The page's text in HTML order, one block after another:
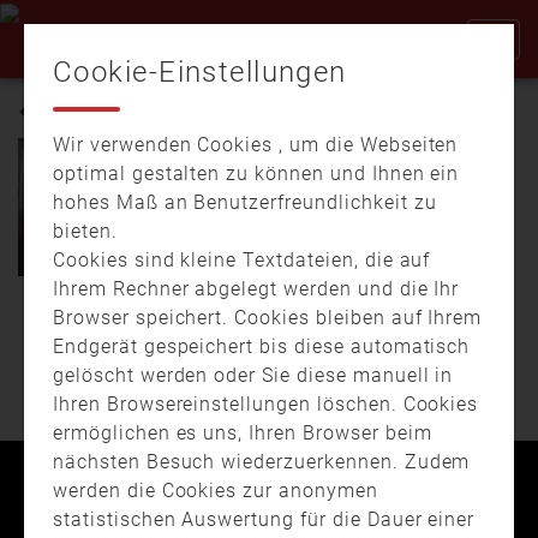
KOHLENMONOXYD
31.05.17:23
04:10
Brandverlauf eines
Wohnungsbrandes
Der LFV Bayern gibt
Hinweise wie ein
Wohnungsbrand verläuft
und erklärt, was …
WEITERE BEITRÄGE
Kontakt Impressum Datenschutz
Cookie-Einstellungen
Wir verwenden Cookies , um die Webseiten
optimal gestalten zu können und Ihnen ein
hohes Maß an Benutzerfreundlichkeit zu
bieten.
Cookies sind kleine Textdateien, die auf
Ihrem Rechner abgelegt werden und die Ihr
Browser speichert. Cookies bleiben auf Ihrem
Endgerät gespeichert bis diese automatisch
gelöscht werden oder Sie diese manuell in
Ihren Browsereinstellungen löschen. Cookies
ermöglichen es uns, Ihren Browser beim
nächsten Besuch wiederzuerkennen. Zudem
werden die Cookies zur anonymen
statistischen Auswertung für die Dauer einer